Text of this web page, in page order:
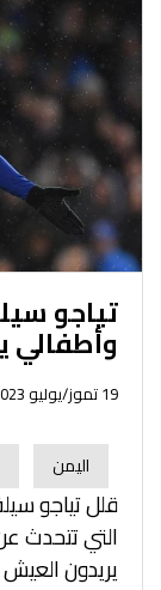
تياجو
وأطفالي
19 تموز/يوليو 2023
اليمن
قلل تياجو
التي تتحدث
يريدون العيش